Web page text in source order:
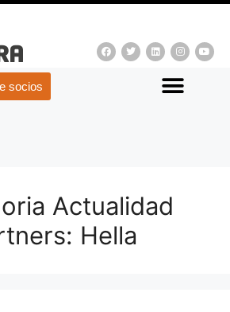
socios
Actualidad
Hella